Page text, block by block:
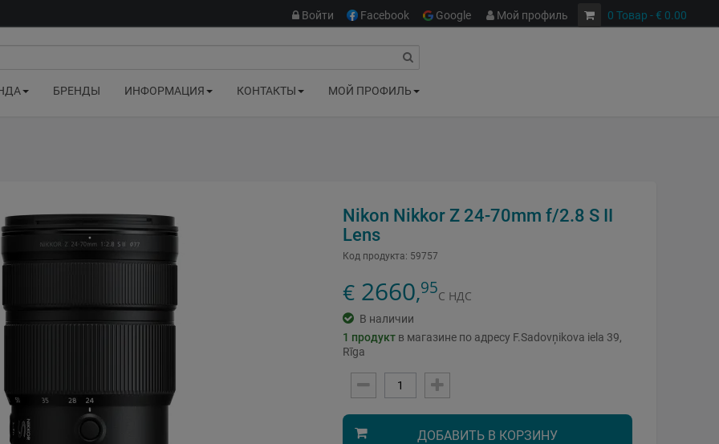
0 Товар - € 0.00
Войти Facebook Google Мой профиль
БРЕНДЫ ИНФОРМАЦИЯ КОНТАКТЫ МОЙ ПРОФИЛЬ
Nikon Nikkor Z 24-70mm f/2.8 S II
Lens
Код продукта: 59757
€ 2660,95С НДС
В наличии
1 продукт в магазине по адресу F.Sadovņikova iela 39,
Rīga
ДОБАВИТЬ В КОРЗИНУ